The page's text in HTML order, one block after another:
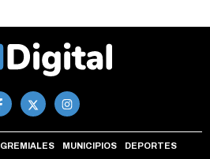
GREMIALES MUNICIPIOS DEPORTES